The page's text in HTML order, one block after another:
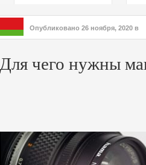
Опубликовано 26 ноября, 2020 в
Для чего нужны